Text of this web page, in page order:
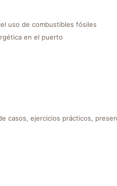
uso de combustibles fósiles
en el puerto
casos, ejercicios prácticos,